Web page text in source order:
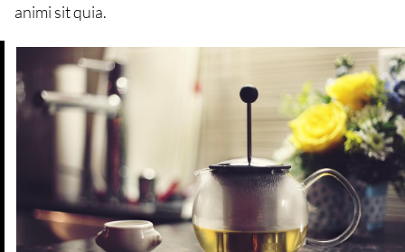
animi sit quia.